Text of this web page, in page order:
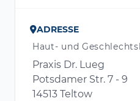
ADRESSE
Haut- und
Praxis Dr. Lueg
Potsdamer Str. 7 - 9
14513 Teltow